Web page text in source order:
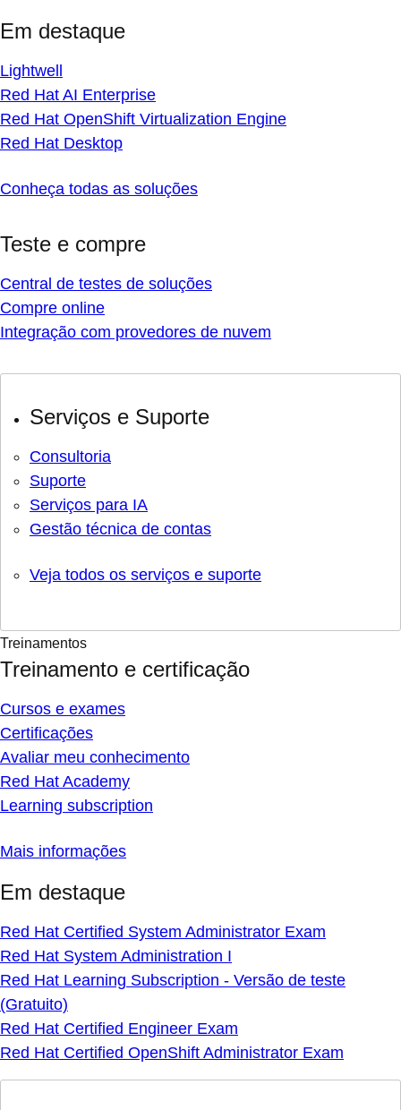
Em destaque
Lightwell
Red Hat AI Enterprise
Red Hat OpenShift Virtualization Engine
Red Hat Desktop
Conheça todas as soluções
Teste e compre
Central de testes de soluções
Compre online
Integração com provedores de nuvem
Serviços e Suporte
Consultoria
Suporte
Serviços para IA
Gestão técnica de contas
Veja todos os serviços e suporte
Treinamentos
Treinamento e certificação
Cursos e exames
Certificações
Avaliar meu conhecimento
Red Hat Academy
Learning subscription
Mais informações
Em destaque
Red Hat Certified System Administrator Exam
Red Hat System Administration I
Red Hat Learning Subscription - Versão de teste
(Gratuito)
Red Hat Certified Engineer Exam
Red Hat Certified OpenShift Administrator Exam